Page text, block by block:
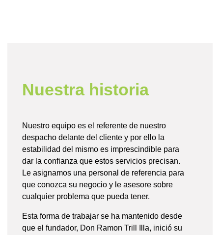
Nuestra historia
Nuestro equipo es el referente de nuestro
despacho delante del cliente y por ello la
estabilidad del mismo es imprescindible para
dar la confianza que estos servicios precisan.
Le asignamos una personal de referencia para
que conozca su negocio y le asesore sobre
cualquier problema que pueda tener.
Esta forma de trabajar se ha mantenido desde
que el fundador, Don Ramon Trill Illa, inició su